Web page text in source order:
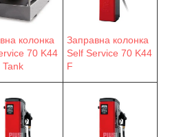
колонка
70 K44
Tank
Заправна колонка
Self Service 70 K44
F